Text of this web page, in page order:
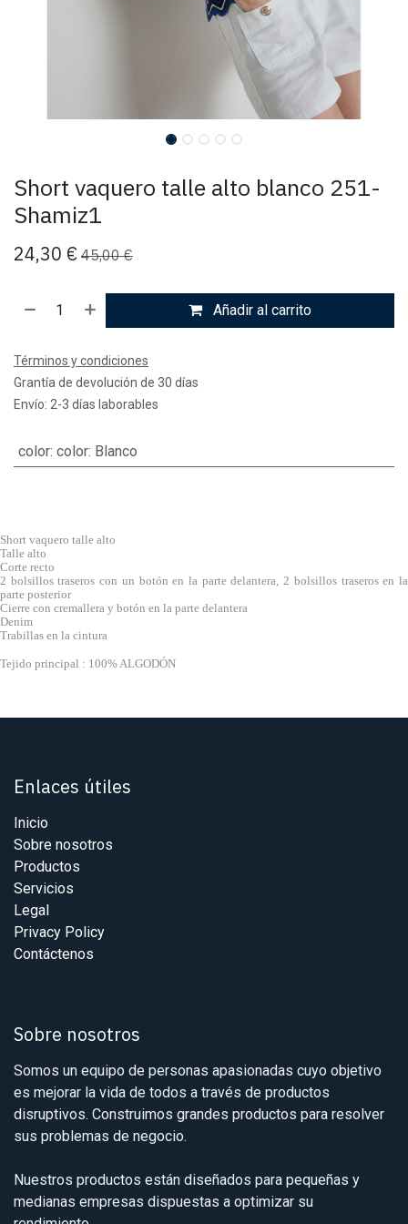
Short vaquero talle alto blanco 251-
Shamiz1
24,30 € 45,00€
Añadir al carrito
Términos y condiciones
Grantía de devolución de 30 días
Envío: 2-3 días laborables
color: color: Blanco
Short vaquero talle alto
Talle alto
Corte recto
2 bolsillos traseros con un botón en la parte delantera, 2 bolsillos traseros en la
parte posterior
Cierre con cremallera y botón en la parte delantera
Denim
Trabillas en la cintura
Tejido principal : 100% ALGODÓN
Enlaces útiles
Inicio
Sobre nosotros
Productos
Servicios
Legal
Privacy Policy
Contáctenos
Sobre nosotros
Somos un equipo de personas apasionadas cuyo objetivo
es mejorar la vida de todos a través de productos
disruptivos. Construimos grandes productos para resolver
sus problemas de negocio.
Nuestros productos están diseñados para pequeñas y
medianas empresas dispuestas a optimizar su